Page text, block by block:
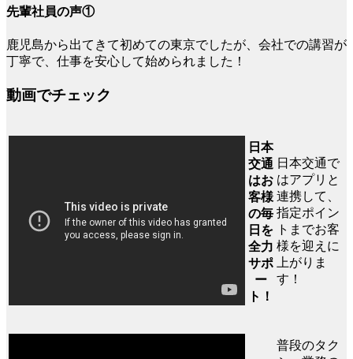
先輩社員の声①
鹿児島から出てきて初めての東京でしたが、会社での講習が
丁寧で、仕事を安心して始められました！
動画でチェック
日本
交通
はお
客様
の毎
日を
全力
サポ
ー
ト！
日本交通で
はアプリと
連携して、
指定ポイン
トまでお客
様を迎えに
上がりま
す！
普段のタク